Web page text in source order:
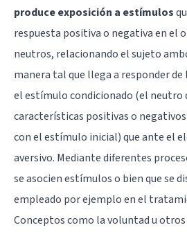
produce exposición a estímulos
respuesta positiva o negativa en el
neutros, relacionando el sujeto
manera tal que llega a responder
el estímulo condicionado (el neutro
características positivas o negativos
con el estímulo inicial) que ante el
aversivo. Mediante diferentes
se asocien estímulos o bien que se
empleado por ejemplo en el
Conceptos como la voluntad u